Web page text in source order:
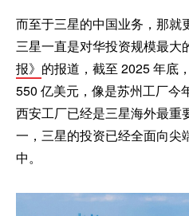
而至于三星的中国业务，那就
三星一直是对华投资规模最大
报》 的报道，截至 2025 年底
550 亿美元，像是苏州工厂今
西安工厂已经是三星海外最重
一，三星的投资已经全面向尖
中。